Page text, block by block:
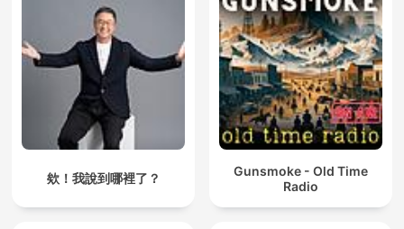
欸！我說到哪裡了？
Gunsmoke - Old Time
Radio